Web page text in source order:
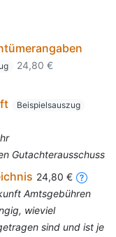
24,80 €
Beispielsauszug
Gutachterausschuss
24,80 €
Amtsgebühren
wieviel
sind und ist je